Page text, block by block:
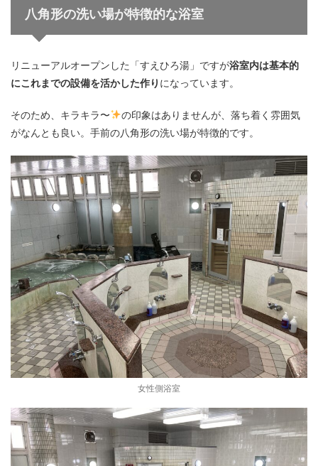
八角形の洗い場が特徴的な浴室
リニューアルオープンした「すえひろ湯」ですが浴室内は基本的
にこれまでの設備を活かした作り になっています。
そのため、キラキラ〜
の印象はありませんが、落ち着く雰囲気
がなんとも良い。手前の八角形の洗い場が特徴的です。
女性側浴室